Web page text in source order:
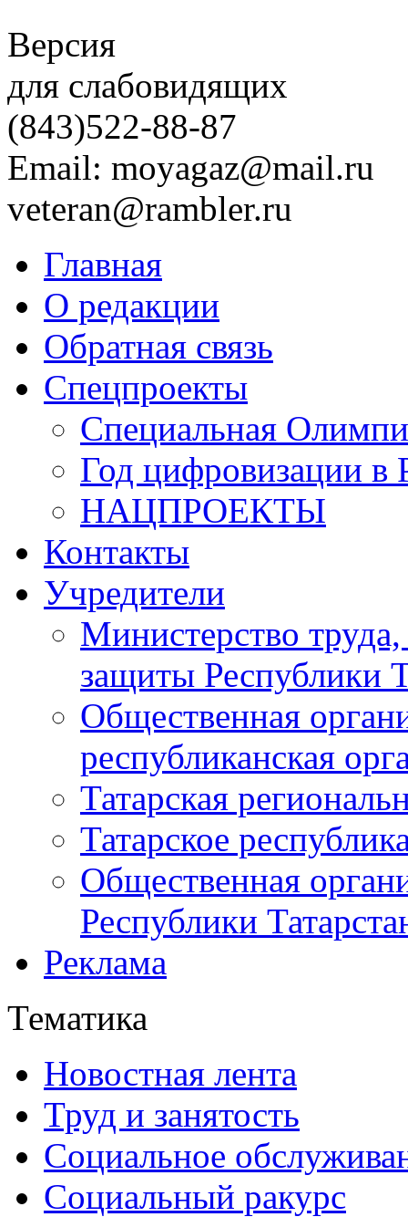
Версия
для слабовидящих
(843)522-88-87
Email: moyagaz@mail.ru
veteran@rambler.ru
Главная
О редакции
Обратная связь
Спецпроекты
Специальная
Год цифровизации в
НАЦПРОЕКТЫ
Контакты
Учредители
Министерство
защиты Республики
Общественная
республиканская
Татарская
Татарское
Общественная
Республики
Реклама
Тематика
Новостная лента
Труд и занятость
Социальное
Социальный ракурс